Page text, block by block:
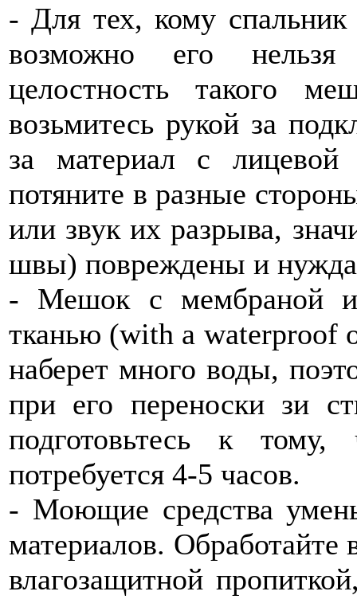
- Для тех, кому спальник
возможно его
целостность такого
возьмитесь рукой за
за материал с
потяните в разные
или звук их разрыва,
швы) повреждены и
- Мешок с мембраной
тканью (with a waterproof
наберет много воды,
при его переноски зи
подготовьтесь к
потребуется 4-5 часов.
- Моющие средства
материалов.
влагозащитной